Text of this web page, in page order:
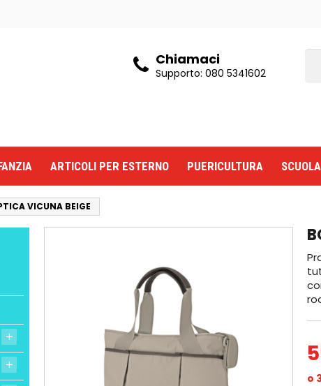
Chiamaci
Supporto:080 5341602
ARTICOLI PER ESTERNO PUERICULTURA SCUOLA
VICUNA BEIGE

